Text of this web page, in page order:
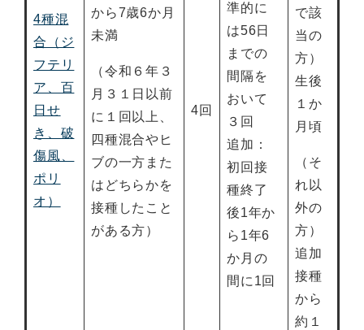
4種混
合（ジ
フテリ
ア、百
日せ
き、破
傷風、
ポリ
オ）
から7歳6か月
未満
（令和６年３
月３１日以前
に１回以上、
四種混合やヒ
ブの一方また
はどちらかを
接種したこと
がある方）
4回
準的に
は56日
までの
間隔を
おいて
３回
追加：
初回接
種終了
後1年か
ら1年6
か月の
間に1回
で該
当の
方）
生後
１か
月頃
（そ
れ以
外の
方）
追加
接種
から
約１